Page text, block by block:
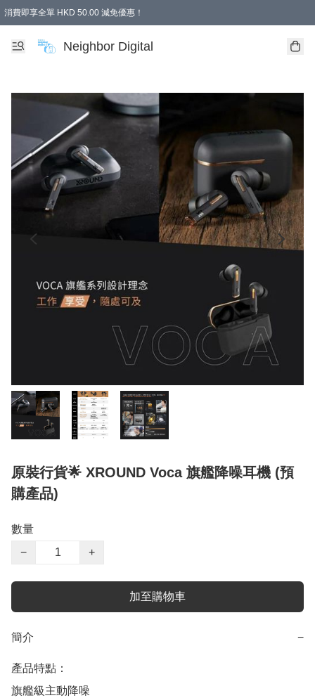
消費即享全單 HKD 50.00 減免優惠！
Neighbor Digital
原裝行貨🌟 XROUND Voca 旗艦降噪耳機 (預
購產品)
數量
−
+
加至購物車
簡介 −
產品特點：
旗艦級主動降噪